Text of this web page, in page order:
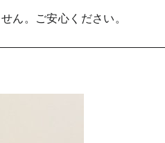
ん。ご安心ください。